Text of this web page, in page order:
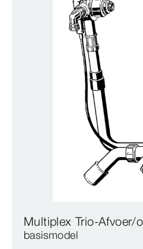
Multiplex Trio-Afvoer/
basismodel